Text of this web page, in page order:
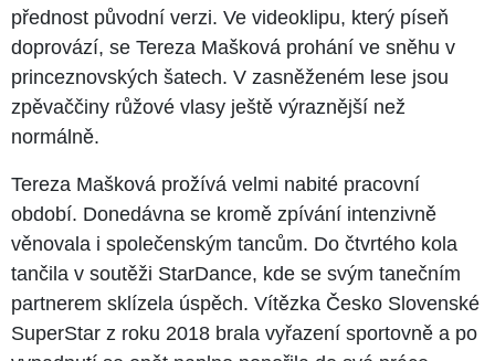
přednost původní verzi. Ve videoklipu, který píseň
doprovází, se Tereza Mašková prohání ve sněhu v
princeznovských šatech. V zasněženém lese jsou
zpěvaččiny růžové vlasy ještě výraznější než
normálně.
Tereza Mašková prožívá velmi nabité pracovní
období. Donedávna se kromě zpívání intenzivně
věnovala i společenským tancům. Do čtvrtého kola
tančila v soutěži StarDance, kde se svým tanečním
partnerem sklízela úspěch. Vítězka Česko Slovenské
SuperStar z roku 2018 brala vyřazení sportovně a po